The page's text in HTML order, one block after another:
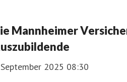
Mannheimer
2025 08:30